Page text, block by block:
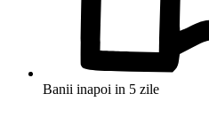
Banii inapoi in 5 zile